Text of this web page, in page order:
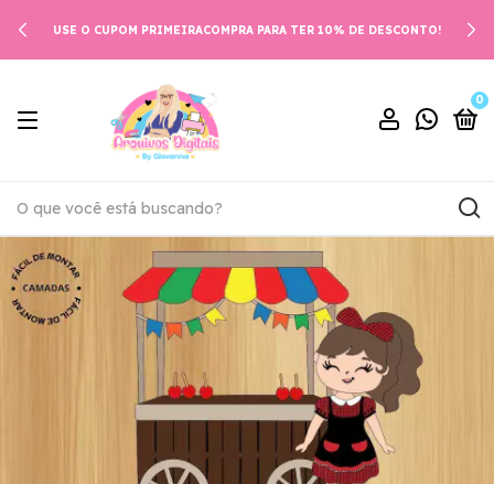
USE O CUPOM PRIMEIRACOMPRA PARA TER 10% DE DESCONTO!
0